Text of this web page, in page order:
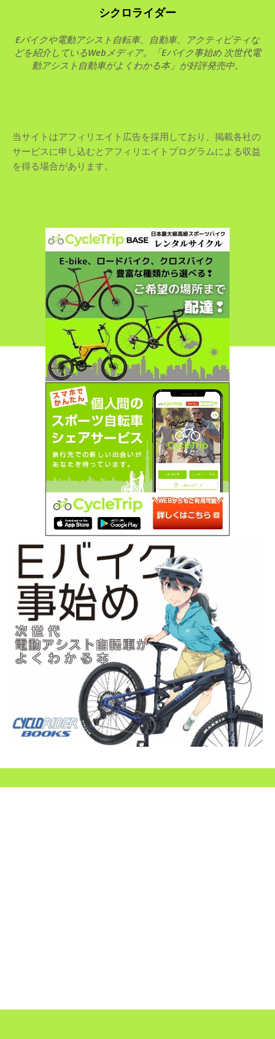
シクロライダー
Eバイクや電動アシスト自転車、自動車、アクティビティな
どを紹介しているWebメディア。「Eバイク事始め 次世代電
動アシスト自動車がよくわかる本」が好評発売中。
当サイトはアフィリエイト広告を採用しており、掲載各社の
サービスに申し込むとアフィリエイトプログラムによる収益
を得る場合があります。